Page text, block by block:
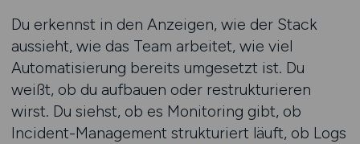
Du erkennst in den Anzeigen, wie der Stack
aussieht, wie das Team arbeitet, wie viel
Automatisierung bereits umgesetzt ist. Du
weißt, ob du aufbauen oder restrukturieren
wirst. Du siehst, ob es Monitoring gibt, ob
Incident-Management strukturiert läuft, ob Logs